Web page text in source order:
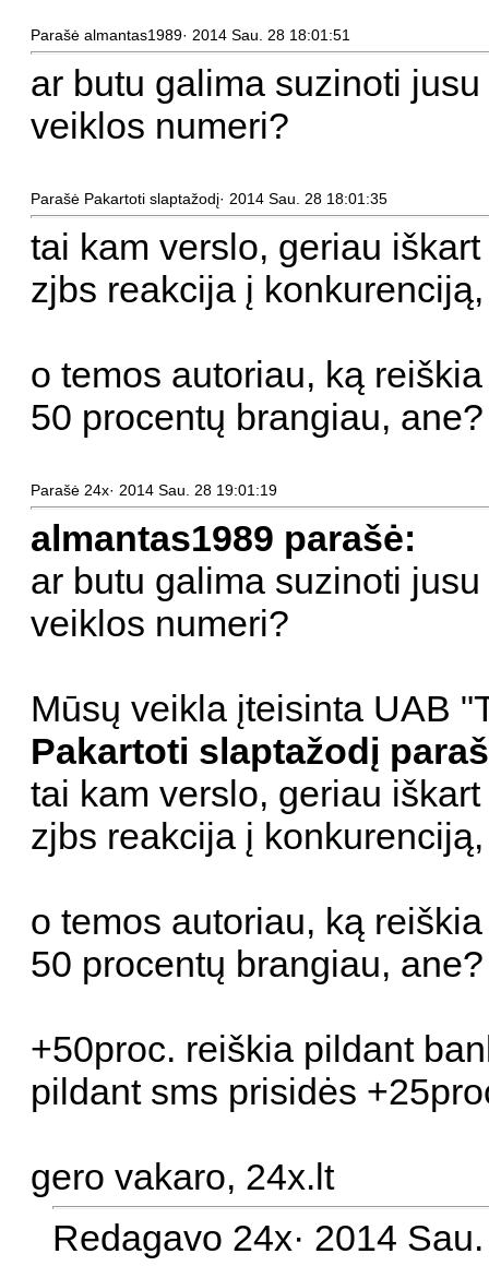
Parašė almantas1989· 2014 Sau. 28 18:01:51
ar butu galima suzinoti
veiklos numeri?
Parašė Pakartoti slaptažodį· 2014 Sau. 28 18:01:35
tai kam verslo, geriau
zjbs reakcija į
o temos autoriau, ką
50 procentų brangiau, ane?
Parašė 24x· 2014 Sau. 28 19:01:19
almantas1989 parašė:
ar butu galima suzinoti
veiklos numeri?
Mūsų veikla įteisinta UAB
Pakartoti slaptažodį
tai kam verslo, geriau
zjbs reakcija į
o temos autoriau, ką
50 procentų brangiau, ane?
+50proc. reiškia pildant
pildant sms prisidės
gero vakaro, 24x.lt
Redagavo 24x· 2014